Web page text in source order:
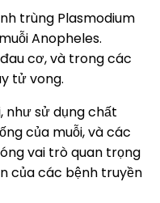
trùng Plasmodium
Anopheles.
cơ, và trong các
tử vong.
như sử dụng chất
của muỗi, và các
vai trò quan trọng
của các bệnh truyền